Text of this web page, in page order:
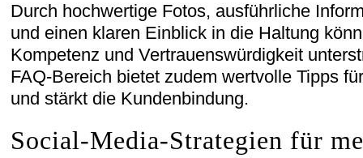
Durch hochwertige Fotos, ausführliche
und einen klaren Einblick in die Haltung
Kompetenz und Vertrauenswürdigkeit
FAQ-Bereich bietet zudem wertvolle Tipps
und stärkt die Kundenbindung.
Social-Media-Strategien für